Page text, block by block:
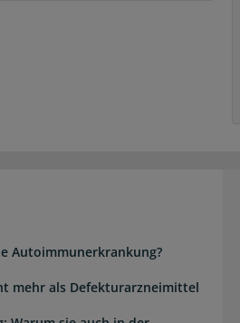
Autoimmunerkrankung?
mehr als Defekturarzneimittel